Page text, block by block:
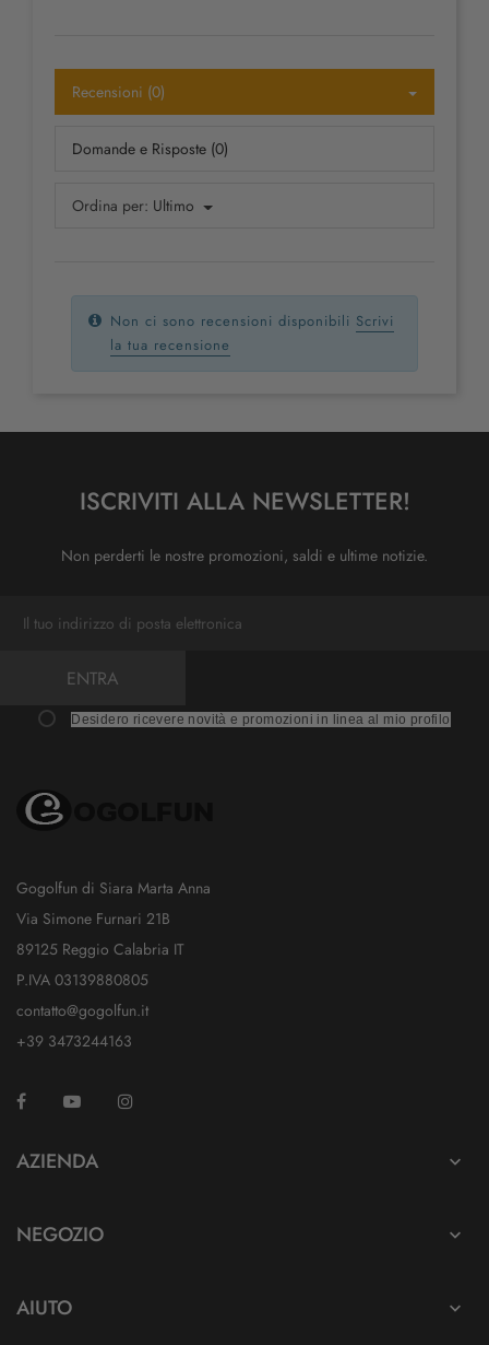
Recensioni (0)
Domande e Risposte (0)
Ordina per: Ultimo
Non ci sono recensioni disponibili Scrivi
la tua recensione
ISCRIVITI ALLA NEWSLETTER!
Non perderti le nostre promozioni, saldi e ultime notizie.
ENTRA
Desidero ricevere novità e promozioni in linea al mio profilo
Gogolfun di Siara Marta Anna
Via Simone Furnari 21B
89125 Reggio Calabria IT
P.IVA 03139880805
contatto@gogolfun.it
+39 3473244163
Facebook YouTube
AZIENDA 
NEGOZIO 
AIUTO 